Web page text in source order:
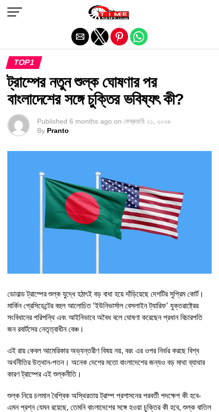
TOP1
ট্রাম্পের নতুন শুল্ক ঘোষণার পর
বাংলাদেশের সঙ্গে চুক্তির ভবিষ্যৎ কী?
Published 6 months ago on ফেব্রুয়ারি ২১, ২০২৬
By Pranto
ডোনাল্ড ট্রাম্পের শুল্ক যুদ্ধে হঠাৎই বড় বাধা হয়ে দাঁড়িয়েছে দেশটির সুপ্রিম কোর্ট।
মার্কিন প্রেসিডেন্টের বহুল আলোচিত ‘ইউনিভার্সাল বেসলাইন ট্যারিফ’ যুক্তরাষ্ট্রের
সংবিধানের পরিপন্থি এবং আইনিভাবে অবৈধ বলে ঘোষণা করেছেন প্রধান বিচারপতি
জন রবার্টসের নেতৃত্বাধীন বেঞ্চ।
এই রায় কেবল আমেরিকার অভ্যন্তরীণ বিষয় নয়, বরং এর ওপর নির্ভর করছে বিশ্ব
অর্থনীতির উত্থান-পতন। অনেক দেশের মতো বাংলাদেশের জন্যও বড় মাথা ব্যাথার
কারণ ট্রাম্পের এই শুল্কনীতি।
শুল্ক নিয়ে চলমান বৈশ্বিক অস্থিরতায় ট্রাম্প প্রশাসনের পরবর্তী পদক্ষেপ কী হবে-
এমন প্রশ্ন যেমন রয়েছে, তেমনি বাংলাদেশের সঙ্গে হওয়া চুক্তির কী হবে, শুল্ক বাতিল
Exit mobile version